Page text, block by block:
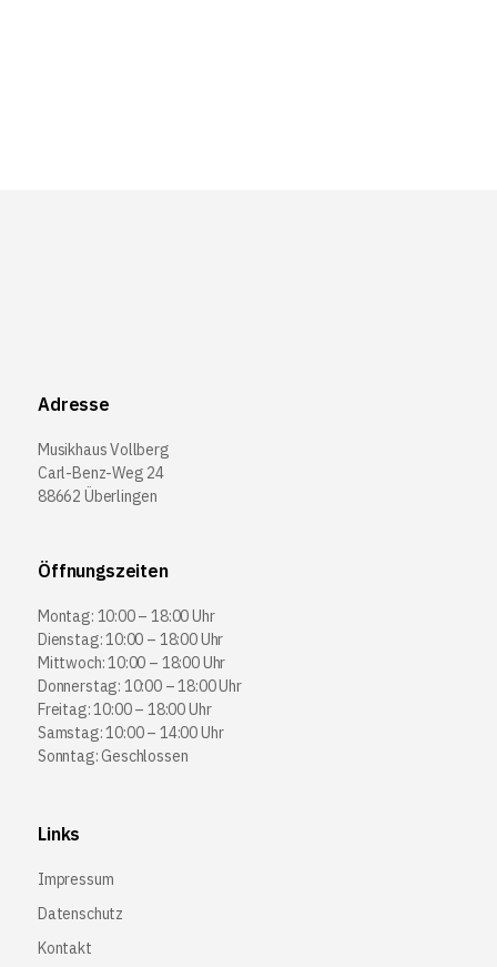
Adresse
Musikhaus Vollberg
Carl-Benz-Weg 24
88662 Überlingen
Öffnungszeiten
Montag: 10:00 – 18:00 Uhr
Dienstag: 10:00 – 18:00 Uhr
Mittwoch: 10:00 – 18:00 Uhr
Donnerstag: 10:00 – 18:00 Uhr
Freitag: 10:00 – 18:00 Uhr
Samstag: 10:00 – 14:00 Uhr
Sonntag: Geschlossen
Links
Impressum
Datenschutz
Kontakt